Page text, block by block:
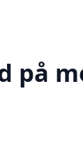
på